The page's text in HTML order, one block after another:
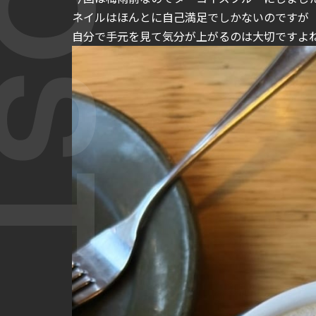
ネイルはほんとに自己満足でしかないのですが
自分で手元を見て気分が上がるのは大切ですよ